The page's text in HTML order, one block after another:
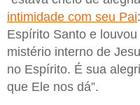
intimidade com seu Pai
Espírito Santo e
mistério interno de
no Espírito. É sua
que Ele nos dá”.